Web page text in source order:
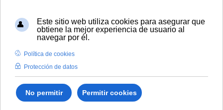
Inicio Vida universitaria
Biblioteca y publicaciones
Publicaciones
Búsqueda por autor
Águila Flores, José Luis
Espacio intersticial. Surgimiento y transformación. Caso: